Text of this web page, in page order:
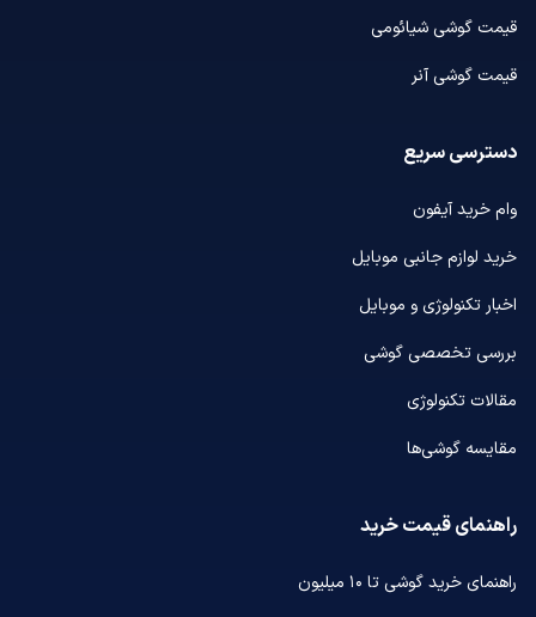
قیمت گوشی شیائومی
قیمت گوشی آنر
دسترسی سریع
وام خرید آیفون
خرید لوازم جانبی موبایل
اخبار تکنولوژی و موبایل
بررسی تخصصی گوشی
مقالات تکنولوژی
مقایسه گوشی‌ها
راهنمای قیمت خرید
راهنمای خرید گوشی تا ۱۰ میلیون